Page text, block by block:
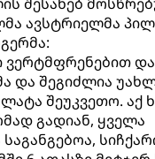
ავსტრიელმა
ვერტმფრენებით
და შეგიძლია
შეუკვეთო. აქ
გადიან, ყველა